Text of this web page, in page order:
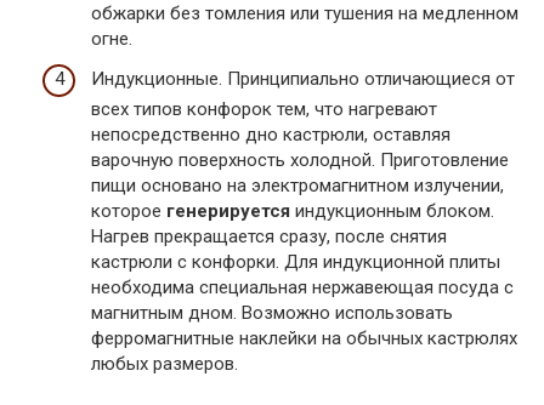
обжарки без томления или тушения на медленном
огне.
Индукционные. Принципиально отличающиеся от
всех типов конфорок тем, что нагревают
непосредственно дно кастрюли, оставляя
варочную поверхность холодной. Приготовление
пищи основано на электромагнитном излучении,
которое генерируется индукционным блоком.
Нагрев прекращается сразу, после снятия
кастрюли с конфорки. Для индукционной плиты
необходима специальная нержавеющая посуда с
магнитным дном. Возможно использовать
ферромагнитные наклейки на обычных кастрюлях
любых размеров.